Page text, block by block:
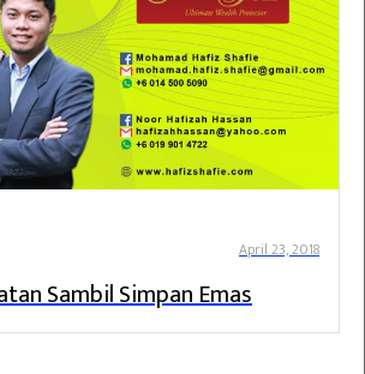
April 23, 2018
Sambil Simpan Emas